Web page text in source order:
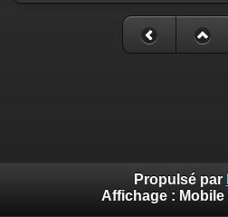
Propulsé par
Affichage : Mobile